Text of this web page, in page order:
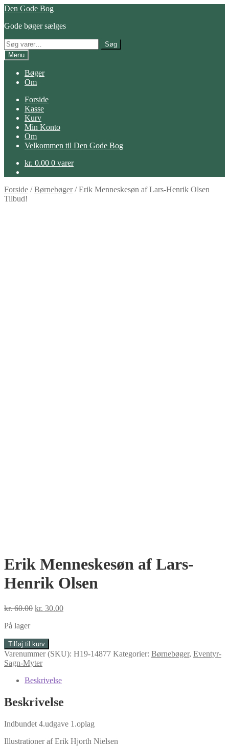
Spring
navigation
Spring
indhold
Den Gode Bog
Gode bøger sælges
Søg
efter:
Søg
Menu
Bøger
Om
Forside
Kasse
Kurv
Min Konto
Om
Velkommen til Den Gode Bog
kr. 0.00 0 varer
Forside /Børnebøger/Erik Menneskesøn af Lars-Henrik Olsen
Tilbud!
Erik Menneskesøn af Lars-
Henrik Olsen
kr.60.00 Den
kr. 60.00.
kr. 30.00Den
På lager
Erik
Menneskesøn
af
Lars-
Henrik
antal
Tilføj til kurv
Varenummer (SKU): H19-14877 Kategorier: Børnebøger, Eventyr-
Sagn-Myter
Beskrivelse
Beskrivelse
Indbundet 4.udgave 1.oplag
Illustrationer af Erik Hjorth Nielsen